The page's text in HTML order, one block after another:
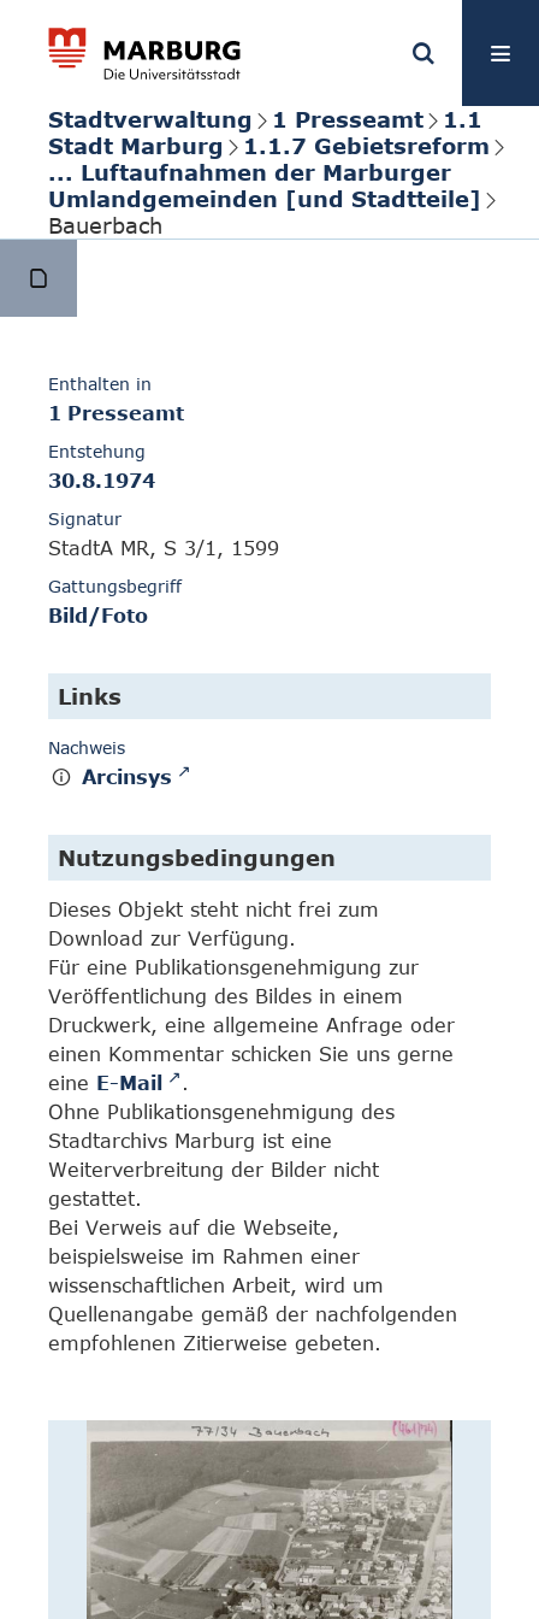
Stadtverwaltung 1 Presseamt
1.1
Stadt Marburg
1.1.7 Gebietsreform
... Luftaufnahmen der Marburger
Umlandgemeinden [und Stadtteile]
Bauerbach
Enthalten in
1 Presseamt
Entstehung
30.8.1974
Signatur
StadtA MR, S 3/1, 1599
Gattungsbegriff
Bild/Foto
Links
Nachweis
Arcinsys
Nutzungsbedingungen
Dieses Objekt steht nicht frei zum
Download zur Verfügung.
Für eine Publikationsgenehmigung zur
Veröffentlichung des Bildes in einem
Druckwerk, eine allgemeine Anfrage oder
einen Kommentar schicken Sie uns gerne
eine E-Mail
.
Ohne Publikationsgenehmigung des
Stadtarchivs Marburg ist eine
Weiterverbreitung der Bilder nicht
gestattet.
Bei Verweis auf die Webseite,
beispielsweise im Rahmen einer
wissenschaftlichen Arbeit, wird um
Quellenangabe gemäß der nachfolgenden
empfohlenen Zitierweise gebeten.